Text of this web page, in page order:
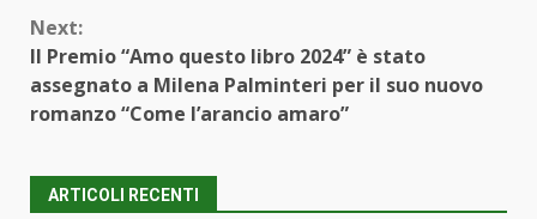
Next:
Il Premio “Amo questo libro 2024” è stato
assegnato a Milena Palminteri per il suo nuovo
romanzo “Come l’arancio amaro”
ARTICOLI RECENTI